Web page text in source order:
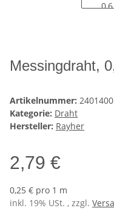
Messingdraht,
Artikelnummer: 2401400
Kategorie: Draht
Hersteller: Rayher
2,79 €
0,25 € pro 1 m
inkl. 19% USt. , zzgl.